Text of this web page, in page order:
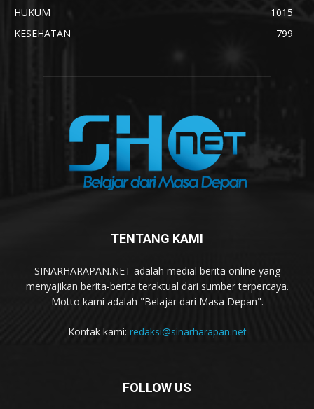
HUKUM
1015
KESEHATAN
799
TENTANG KAMI
SINARHARAPAN.NET adalah medial berita online yang
menyajikan berita-berita teraktual dari sumber terpercaya.
Motto kami adalah "Belajar dari Masa Depan".
Kontak kami: redaksi@sinarharapan.net
FOLLOW US